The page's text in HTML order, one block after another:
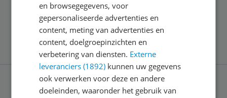
Schrijf je in voor onze nieuwsbrief
Service
en browsegegevens, voor
gepersonaliseerde advertenties en
content, meting van advertenties en
content, doelgroepinzichten en
verbetering van diensten. Externe
leveranciers (1892) kunnen uw gegevens
ook verwerken voor deze en andere
doeleinden, waaronder het gebruik van